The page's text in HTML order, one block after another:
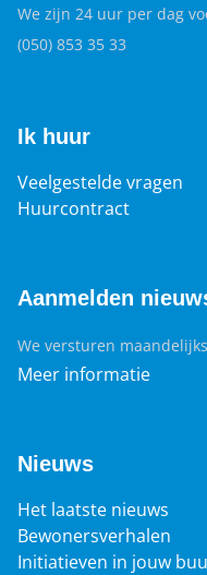
We zijn 24 uur per dag
(050) 853 35 33
Ik huur
Veelgestelde vragen
Huurcontract
Aanmelden
We versturen
Meer informatie
Nieuws
Het laatste nieuws
Bewonersverhalen
Initiatieven in jouw